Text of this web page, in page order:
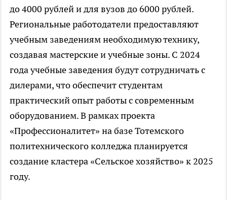
до 4000 рублей и для вузов до 6000 рублей.
Региональные работодатели предоставляют
учебным заведениям необходимую технику,
создавая мастерские и учебные зоны. С 2024
года учебные заведения будут сотрудничать с
дилерами, что обеспечит студентам
практический опыт работы с современным
оборудованием. В рамках проекта
«Профессионалитет» на базе Тотемского
политехнического колледжа планируется
создание кластера «Сельское хозяйство» к 2025
году.